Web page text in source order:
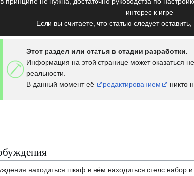
интерес к игре
Если вы считаете, что статью следует
Этот раздел или статья в стадии разработки.
Информация на этой странице может оказаться
реальности.
В данный момент её
редактированием никто
находиться шкаф в нём находиться стелс набор и